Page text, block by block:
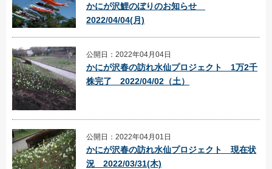
かにが沢鯉のぼりのお知らせ
2022/04/04(月)
公開日：2022年04月04日
かにが沢春の訪れ水仙プロジェクト 1万2千
株完了 2022/04/02（土）
公開日：2022年04月01日
かにが沢春の訪れ水仙プロジェクト 現在状
況 2022/03/31(木)